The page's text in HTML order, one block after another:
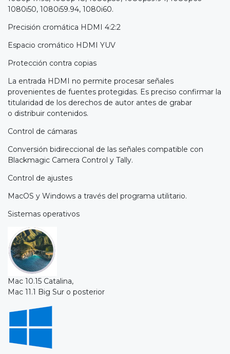
1080i50, 1080i59.94, 1080i60.
Precisión cromática HDMI 4:2:2
Espacio cromático HDMI YUV
Protección contra copias
La entrada HDMI no permite procesar señales
provenientes de fuentes protegidas. Es preciso confirmar la
titularidad de los derechos de autor antes de grabar
o distribuir contenidos.
Control de cámaras
Conversión bidireccional de las señales compatible con
Blackmagic Camera Control y Tally.
Control de ajustes
MacOS y Windows a través del programa utilitario.
Sistemas operativos
Mac 10.15 Catalina,
Mac 11.1 Big Sur o posterior